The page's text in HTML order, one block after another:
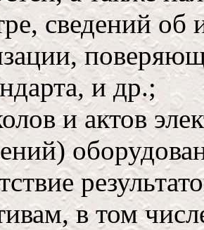
сведений об
и др.;
и актов
в том